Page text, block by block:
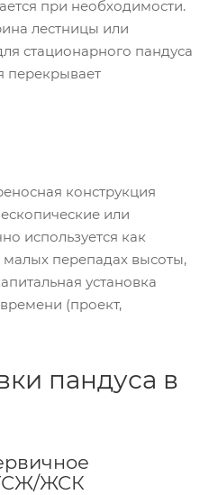
при необходимости.
лестницы или
стационарного пандуса
перекрывает
конструкция
или
используется как
перепадах высоты,
установка
(проект,
пандуса в
ЖСК